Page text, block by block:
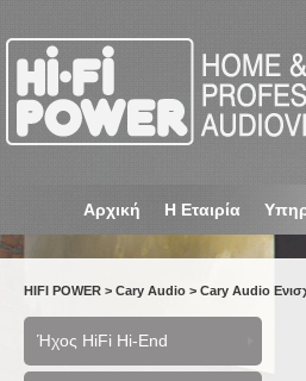
Αρχική Η Εταιρία
HIFI POWER > Cary Audio > Cary Audio
Ήχος HiFi Hi-End